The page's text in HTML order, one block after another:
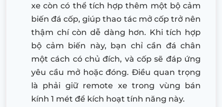
xe còn có thể tích hợp thêm một bộ cảm
biến đá cốp, giúp thao tác mở cốp trở nên
thậm chí còn dễ dàng hơn. Khi tích hợp
bộ cảm biến này, bạn chỉ cần đá chân
một cách có chủ đích, và cốp sẽ đáp ứng
yêu cầu mở hoặc đóng. Điều quan trọng
là phải giữ remote xe trong vùng bán
kính 1 mét để kích hoạt tính năng này.